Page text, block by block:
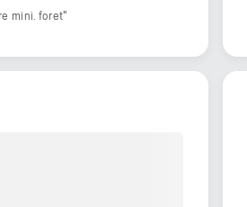
mini. foret"